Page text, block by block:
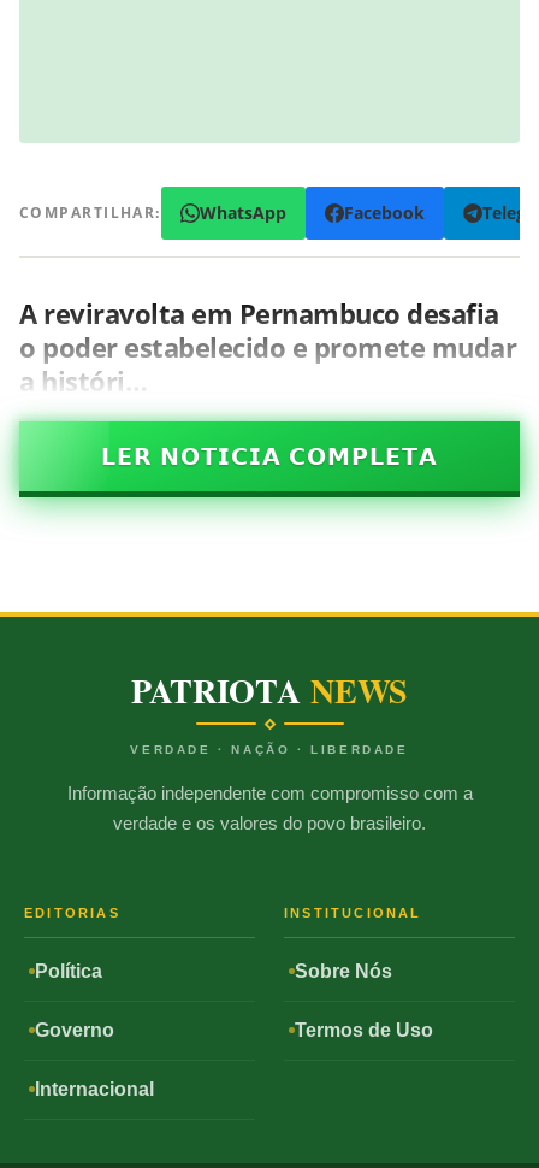
COMPARTILHAR: WhatsApp Facebook
A reviravolta em Pernambuco desafia
o poder estabelecido e promete mudar
a históri…
𝗟𝗘𝗥 𝗡𝗢𝗧𝗜𝗖𝗜𝗔 𝗖𝗢𝗠𝗣𝗟𝗘𝗧𝗔
PATRIOTANEWS
VERDADE · NAÇÃO · LIBERDADE
Informação independente com compromisso com a
verdade e os valores do povo brasileiro.
EDITORIAS
Política
Governo
Internacional
INSTITUCIONAL
Sobre Nós
Termos de Uso